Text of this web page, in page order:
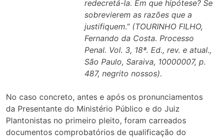
redecretá-la. Em que hipótese? Se
sobrevierem as razões que a
justifiquem.” (TOURINHO FILHO,
Fernando da Costa. Processo
Penal. Vol. 3, 18ª. Ed., rev. e atual.,
São Paulo, Saraiva, 10000007, p.
487, negrito nossos).
No caso concreto, antes e após os pronunciamentos
da Presentante do Ministério Público e do Juiz
Plantonistas no primeiro pleito, foram carreados
documentos comprobatórios de qualificação do